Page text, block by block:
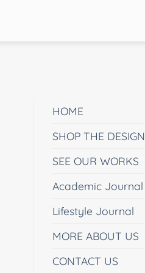
HOME
SHOP THE DESIGN
SEE OUR WORKS
Academic Journal
Lifestyle Journal
MORE ABOUT US
CONTACT US